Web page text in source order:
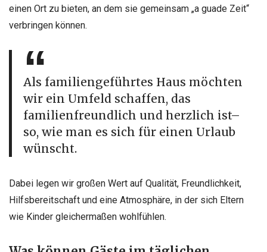
einen Ort zu bieten, an dem sie gemeinsam „a guade Zeit“
verbringen können.
Als familiengeführtes Haus möchten
wir ein Umfeld schaffen, das
familienfreundlich und herzlich ist–
so, wie man es sich für einen Urlaub
wünscht.
Dabei legen wir großen Wert auf Qualität, Freundlichkeit,
Hilfsbereitschaft und eine Atmosphäre, in der sich Eltern
wie Kinder gleichermaßen wohlfühlen.